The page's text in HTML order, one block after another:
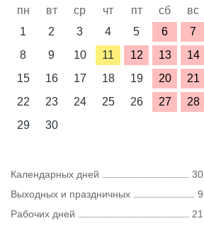
пн вт ср чт пт сб
вс
1
2 3 4 5 6
7
8
9 10 11 12 13
14
15
16 17 18 19 20
21
22
23 24 25 26 27
28
29
30
Календарных дней
30
Выходных и праздничных
9
Рабочих дней
21